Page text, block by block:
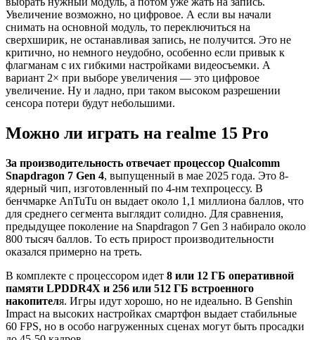
Увеличение возможно, но цифровое. А если вы начали
снимать на основной модуль, то переключиться на
сверхширик, не останавливая запись, не получится. Это не
критично, но немного неудобно, особенно если привык к
флагманам с их гибкими настройками видеосъемки. А
вариант 2× при выборе увеличения — это цифровое
увеличение. Ну и ладно, при таком высоком разрешении
сенсора потери будут небольшими.
Можно ли играть на realme 15 Pro
За производительность отвечает процессор Qualcomm
Snapdragon 7 Gen 4, выпущенный в мае 2025 года. Это 8-
ядерный чип, изготовленный по 4-нм техпроцессу. В
бенчмарке AnTuTu он выдает около 1,1 миллиона баллов, что
для среднего сегмента выглядит солидно. Для сравнения,
предыдущее поколение на Snapdragon 7 Gen 3 набирало около
800 тысяч баллов. То есть прирост производительности
оказался примерно на треть.
В комплекте с процессором идет 8 или 12 ГБ оперативной
памяти LPDDR4X и 256 или 512 ГБ встроенного
накопителя. Игры идут хорошо, но не идеально. В Genshin
Impact на высоких настройках смартфон выдает стабильные
60 FPS, но в особо нагруженных сценах могут быть просадки